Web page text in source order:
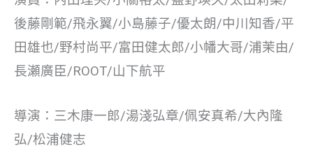
後藤剛範/飛永翼/小島藤子/優太朗/中川知香/平
田雄也/野村尚平/富田健太郎/小幡大哥/浦茉由/
長瀬廣臣/ROOT/山下航平
導演：三木康一郎/湯淺弘章/佩安真希/大內隆
弘/松浦健志